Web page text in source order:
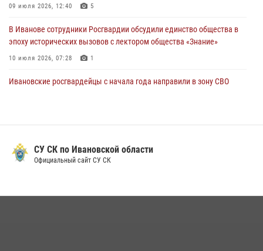
09 июля 2026, 12:40 5
В Иванове сотрудники Росгвардии обсудили единство общества в
эпоху исторических вызовов с лектором общества «Знание»
10 июля 2026, 07:28 1
Ивановские росгвардейцы с начала года направили в зону СВО
схожий с гранатой
10 июля 2026, 09:29 1
упаковок масла
СУ СК по Ивановской области
Официальный сайт СУ СК